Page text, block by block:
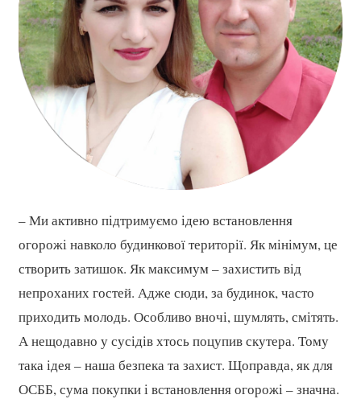
– Ми активно підтримуємо ідею встановлення
огорожі навколо будинкової території. Як мінімум, це
створить затишок. Як максимум – захистить від
непроханих гостей. Адже сюди, за будинок, часто
приходить молодь. Особливо вночі, шумлять, смітять.
А нещодавно у сусідів хтось поцупив скутера. Тому
така ідея – наша безпека та захист. Щоправда, як для
ОСББ, сума покупки і встановлення огорожі – значна.